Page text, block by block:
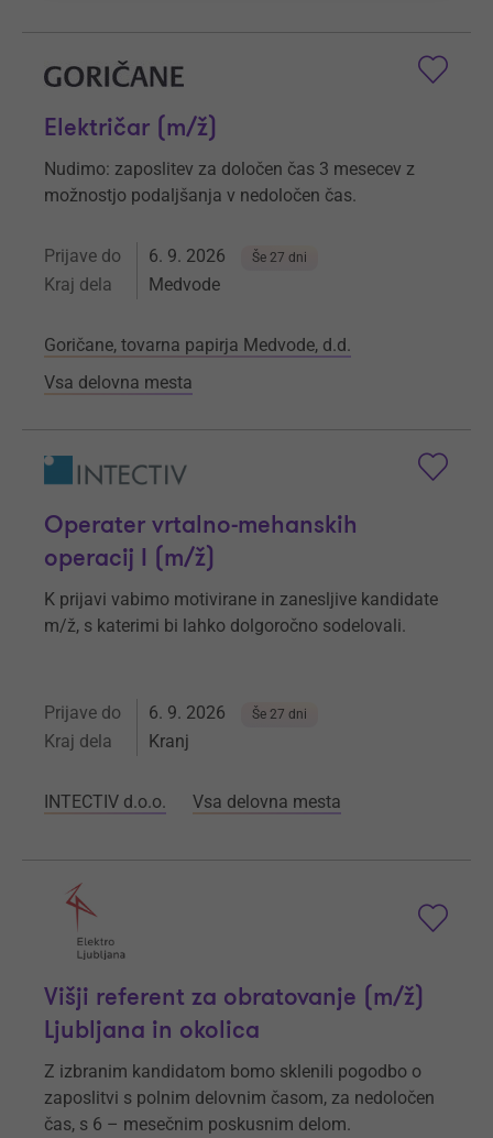
Električar (m/ž)
Nudimo: zaposlitev za določen čas 3 mesecev z
možnostjo podaljšanja v nedoločen čas.
Prijave do 6. 9. 2026 Še 27 dni
Kraj dela Medvode
Goričane, tovarna papirja Medvode, d.d.
Vsa delovna mesta
Operater vrtalno-mehanskih
operacij I (m/ž)
K prijavi vabimo motivirane in zanesljive kandidate
m/ž, s katerimi bi lahko dolgoročno sodelovali.
Prijave do 6. 9. 2026 Še 27 dni
Kraj dela Kranj
INTECTIV d.o.o. Vsa delovna mesta
Višji referent za obratovanje (m/ž)
Ljubljana in okolica
Z izbranim kandidatom bomo sklenili pogodbo o
zaposlitvi s polnim delovnim časom, za nedoločen
čas, s 6 – mesečnim poskusnim delom.